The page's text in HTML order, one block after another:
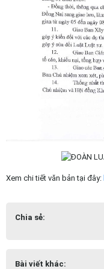
Xem chi tiết văn bản tại đây:
Chia sẻ:
Bài viết khác: